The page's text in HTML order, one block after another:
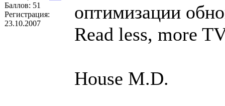
Баллов: 51
Регистрация:
23.10.2007
оптимизации
Read less, more
House M.D.